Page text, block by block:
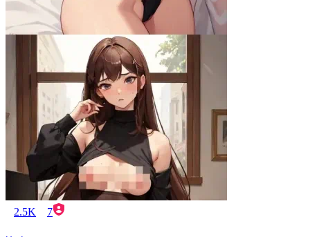
2.5K 7